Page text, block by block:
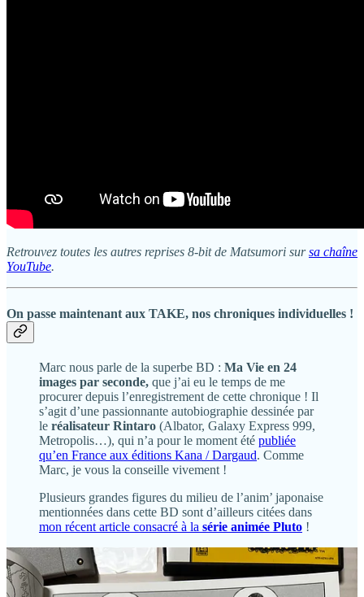
Retrouvez toutes les autres reprises 8-bit de Matsumori sursa chaîne
YouTube.
On passe maintenant aux TAKE, nos chroniques individuelles !
Marc nous parle de la superbe BD : Ma Vie en 24
images par seconde, que j’ai eu le temps de me
procurer depuis l’enregistrement de cette chronique ! Il
s’agit d’une passionnante autobiographie dessinée par
le réalisateur Rintaro (Albator, Galaxy Express 999,
Metropolis…), qui n’a pour le moment été publiée
qu’en France aux éditions Kana / Dargaud. Comme
Marc, je vous la conseille vivement !
Plusieurs grandes figures du milieu de l’anim’ japonaise
mentionnées dans cette BD sont d’ailleurs citées dans
mon récent article consacré à la série animée Pluto !